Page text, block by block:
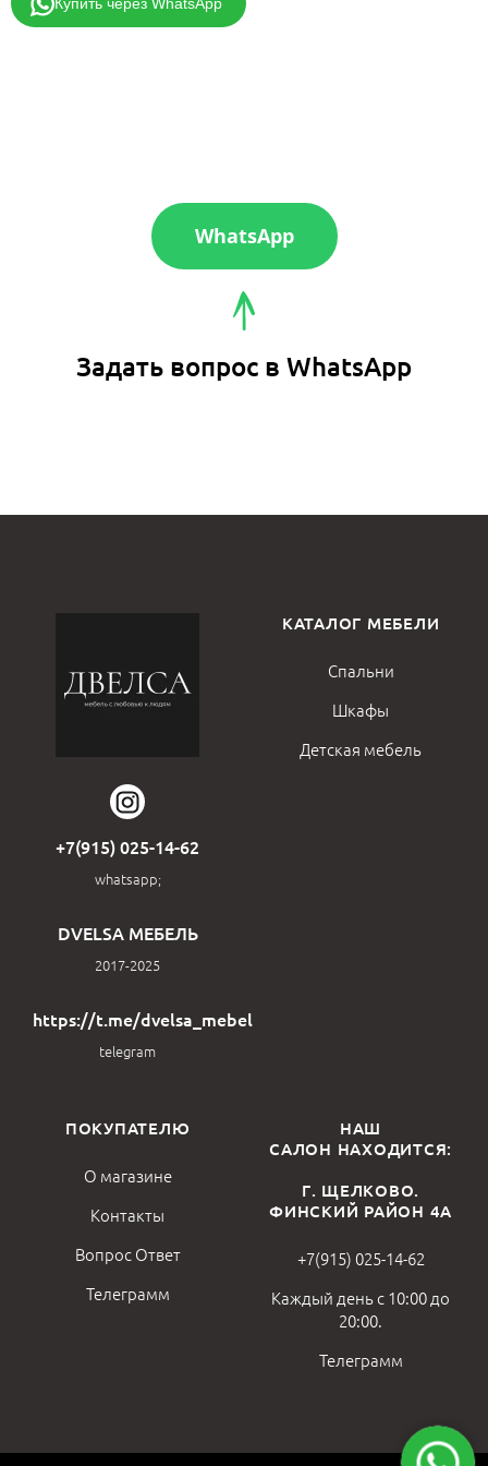
WhatsApp
Задать вопрос в WhatsApp
+7(915) 025-14-62
whatsapp;
DVELSA МЕБЕЛЬ
2017-2025
https://t.me/dvelsa_mebel
telegram
КАТАЛОГ МЕБЕЛИ
Спальни
Шкафы
Детская мебель
ПОКУПАТЕЛЮ
О магазине
Контакты
Вопрос Ответ
Телеграмм
НАШ
САЛОН НАХОДИТСЯ:
Г. ЩЕЛКОВО.
ФИНСКИЙ РАЙОН 4А
+7(915) 025-14-62
Каждый день с 10:00 до
20:00.
Телеграмм